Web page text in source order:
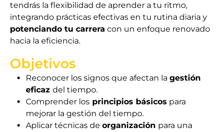
tendrás la flexibilidad de aprender a tu ritmo,
integrando prácticas efectivas en tu rutina diaria y
potenciando tu carrera con un enfoque renovado
hacia la eficiencia.
Objetivos
Reconocer los signos que afectan la gestión
eficaz del tiempo.
Comprender los principios básicos para
mejorar la gestión del tiempo.
Aplicar técnicas de organización para una